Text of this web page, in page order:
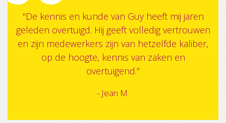
"De kennis en kunde van Guy heeft mij jaren
geleden overtuigd. Hij geeft volledig vertrouwen
en zijn medewerkers zijn van hetzelfde kaliber,
op de hoogte, kennis van zaken en
overtuigend."
- Jean M.